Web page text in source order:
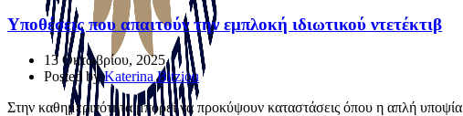
Υποθέσεις που απαιτούν την εμπλοκή ιδιωτικού ντετέκτιβ
13 Οκτωβρίου, 2025
Posted by Katerina Bitziou
Στην καθημερινότητα μπορεί να προκύψουν καταστάσεις όπου η απλή υποψία